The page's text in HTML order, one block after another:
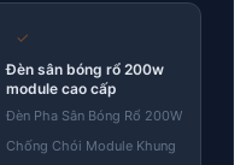
✓
Đèn sân bóng rổ 200w
module cao cấp
Đèn Pha Sân Bóng Rổ 200W
Chống Chói Module Khung